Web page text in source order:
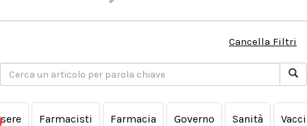
Cancella Filtri
Farmacisti Farmacia Governo Sanità